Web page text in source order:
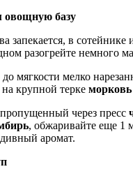
овощную базу
запекается, в сотейнике
разогрейте немного
мягкости мелко
крупной терке морковь
через пресс
, обжаривайте еще 1
аромат.